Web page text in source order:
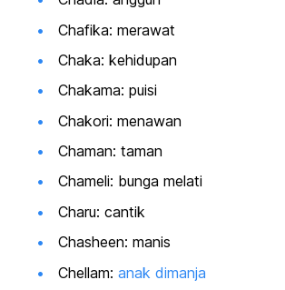
Chafika: merawat
Chaka: kehidupan
Chakama: puisi
Chakori: menawan
Chaman: taman
Chameli: bunga melati
Charu: cantik
Chasheen: manis
Chellam: anak dimanja